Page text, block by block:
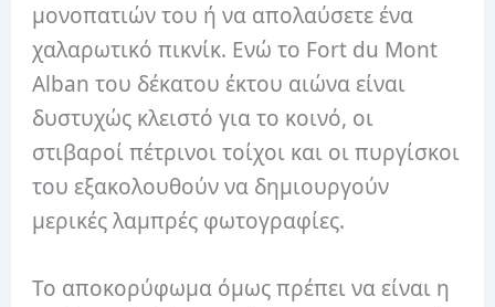
μονοπατιών του ή να απολαύσετε ένα
χαλαρωτικό πικνίκ. Ενώ το Fort du Mont
Alban του δέκατου έκτου αιώνα είναι
δυστυχώς κλειστό για το κοινό, οι
στιβαροί πέτρινοι τοίχοι και οι πυργίσκοι
του εξακολουθούν να δημιουργούν
μερικές λαμπρές φωτογραφίες.
Το αποκορύφωμα όμως πρέπει να είναι η